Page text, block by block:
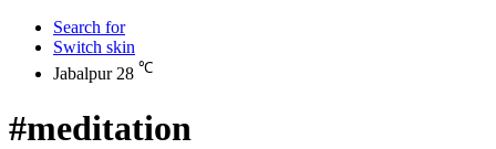
Search for
Switch skin
Jabalpur 28 ℃
#meditation